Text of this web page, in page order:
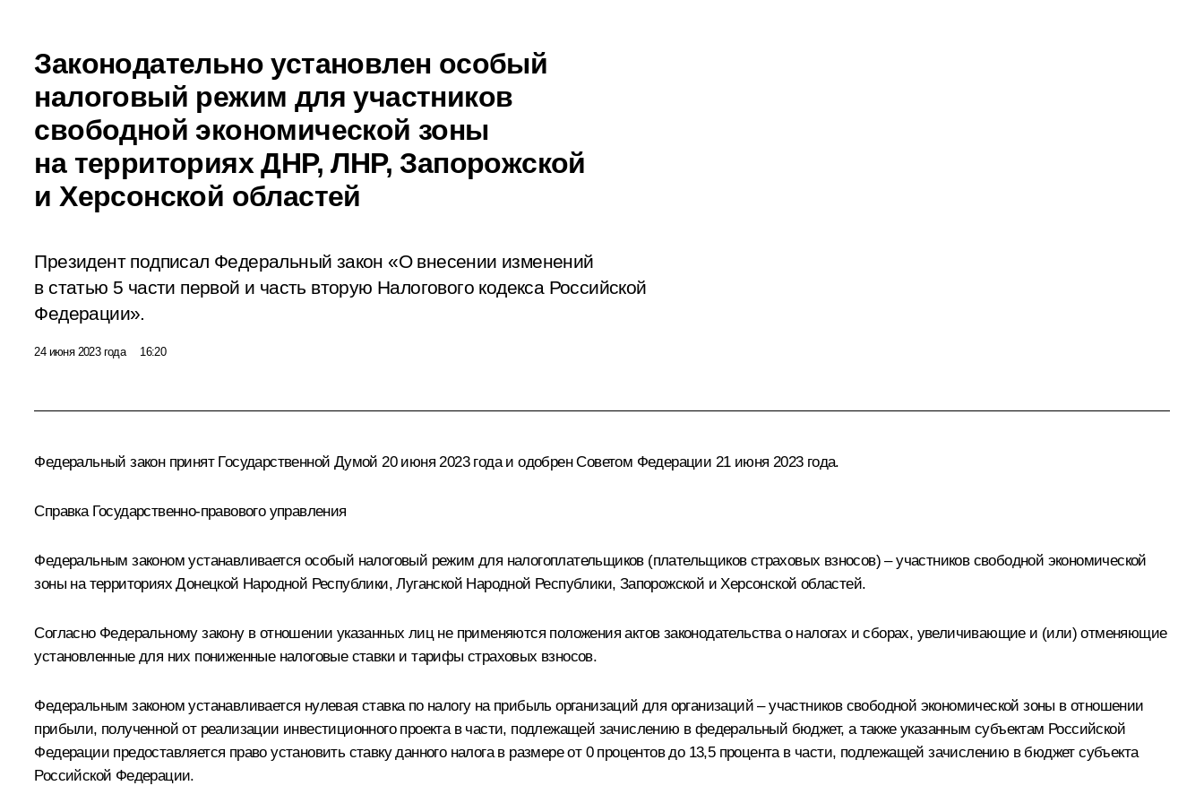
Законодательно установлен особый
налоговый режим для участников
свободной экономической зоны
на территориях ДНР, ЛНР, Запорожской
и Херсонской областей
Президент подписал Федеральный закон «О внесении изменений
в статью 5 части первой и часть вторую Налогового кодекса Российской
Федерации».
24 июня 2023 года 16:20
Федеральный закон принят Государственной Думой 20 июня 2023 года и одобрен Советом Федерации 21 июня 2023 года.
Справка Государственно-правового управления
Федеральным законом устанавливается особый налоговый режим для налогоплательщиков (плательщиков страховых взносов) – участников свободной экономической
зоны на территориях Донецкой Народной Республики, Луганской Народной Республики, Запорожской и Херсонской областей.
Согласно Федеральному закону в отношении указанных лиц не применяются положения актов законодательства о налогах и сборах, увеличивающие и (или) отменяющие
установленные для них пониженные налоговые ставки и тарифы страховых взносов.
Федеральным законом устанавливается нулевая ставка по налогу на прибыль организаций для организаций – участников свободной экономической зоны в отношении
прибыли, полученной от реализации инвестиционного проекта в части, подлежащей зачислению в федеральный бюджет, а также указанным субъектам Российской
Федерации предоставляется право установить ставку данного налога в размере от 0 процентов до 13,5 процента в части, подлежащей зачислению в бюджет субъекта
Российской Федерации.